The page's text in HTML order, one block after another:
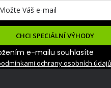
CHCI SPECIÁLNÍ VÝHODY
e-mailu souhlasíte
ochrany osobních údajů